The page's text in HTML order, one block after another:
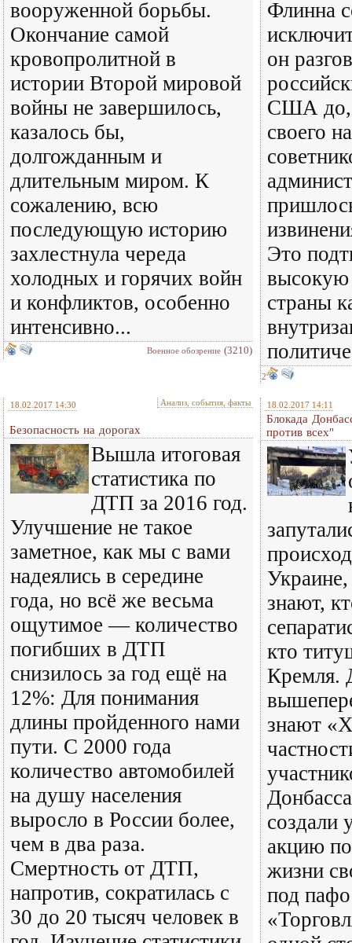
вооруженной борьбы.
Окончание самой
кровопролитной в
истории Второй мировой
войны не завершилось,
казалось бы,
долгожданным и
длительным миром. К
сожалению, всю
последующую историю
захлестнула череда
холодных и горячих войн
и конфликтов, особенно
интенсивно...
Военное обозрение (3210)
Флинна
он
США до,
своего
Это
высокую
страны
2
18.02.2017 14:30 Анализ, события, факты
Безопасность на дорогах
Вышла итоговая
статистика по
ДТП за 2016 год.
Улучшение не такое
заметное, как мы с вами
надеялись в середине
года, но всё же весьма
ощутимое — количество
погибших в ДТП
снизилось за год ещё на
12%: Для понимания
длины пройденного нами
пути. С 2000 года
количество автомобилей
на душу населения
выросло в России более,
чем в два раза.
Смертность от ДТП,
напротив, сократилась с
30 до 20 тысяч человек в
18.02.2017 14:11
Блокада
против всех"
знают,
кто
Кремля.
знают
создали
акцию
жизни
под